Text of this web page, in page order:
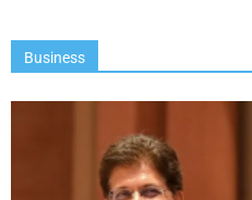
Business